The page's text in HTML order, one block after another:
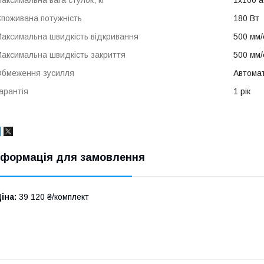
потужність
180 Вт
швидкість відкривання
500 мм/
швидкість закриття
500 мм/
зусилля
1 рік
для замовлення
39 120 ₴/комплект